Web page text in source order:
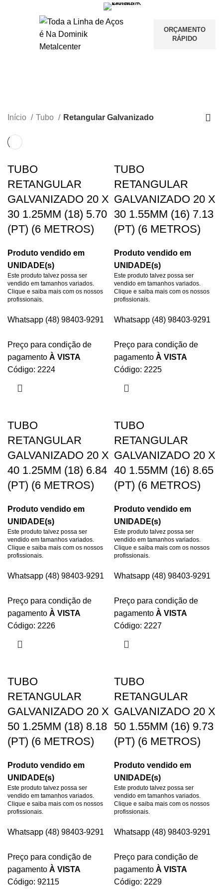
ORÇAMENTO
RÁPIDO
Início Tubo Retangular Galvanizado
TUBO
RETANGULAR
GALVANIZADO 20 X
30 1.25MM (18) 5.70
(PT) (6 METROS)
Produto vendido em
UNIDADE(s)
Este produto talvez possa ser
vendido em tamanhos variados.
Clique e saiba mais com os nossos
profissionais.
Whatsapp (48) 98403-9291
Preço para condição de
pagamento À VISTA
Código: 2224
TUBO
RETANGULAR
GALVANIZADO 20 X
30 1.55MM (16) 7.13
(PT) (6 METROS)
Produto vendido em
UNIDADE(s)
Este produto talvez possa ser
vendido em tamanhos variados.
Clique e saiba mais com os nossos
profissionais.
Whatsapp (48) 98403-9291
Preço para condição de
pagamento À VISTA
Código: 2225
TUBO
RETANGULAR
GALVANIZADO 20 X
40 1.25MM (18) 6.84
(PT) (6 METROS)
Produto vendido em
UNIDADE(s)
Este produto talvez possa ser
vendido em tamanhos variados.
Clique e saiba mais com os nossos
profissionais.
Whatsapp (48) 98403-9291
Preço para condição de
pagamento À VISTA
Código: 2226
TUBO
RETANGULAR
GALVANIZADO 20 X
40 1.55MM (16) 8.65
(PT) (6 METROS)
Produto vendido em
UNIDADE(s)
Este produto talvez possa ser
vendido em tamanhos variados.
Clique e saiba mais com os nossos
profissionais.
Whatsapp (48) 98403-9291
Preço para condição de
pagamento À VISTA
Código: 2227
TUBO
RETANGULAR
GALVANIZADO 20 X
50 1.25MM (18) 8.18
(PT) (6 METROS)
Produto vendido em
UNIDADE(s)
Este produto talvez possa ser
vendido em tamanhos variados.
Clique e saiba mais com os nossos
profissionais.
Whatsapp (48) 98403-9291
Preço para condição de
pagamento À VISTA
Código: 92115
TUBO
RETANGULAR
GALVANIZADO 20 X
50 1.55MM (16) 9.73
(PT) (6 METROS)
Produto vendido em
UNIDADE(s)
Este produto talvez possa ser
vendido em tamanhos variados.
Clique e saiba mais com os nossos
profissionais.
Whatsapp (48) 98403-9291
Preço para condição de
pagamento À VISTA
Código: 2229